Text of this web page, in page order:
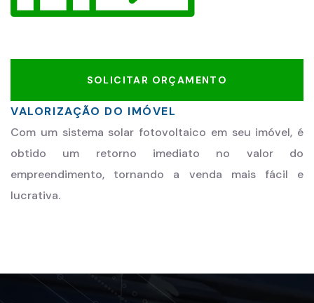
SOLICITAR ORÇAMENTO
VALORIZAÇÃO DO IMÓVEL
Com um sistema solar fotovoltaico em seu imóvel, é
obtido um retorno imediato no valor do
empreendimento, tornando a venda mais fácil e
lucrativa.